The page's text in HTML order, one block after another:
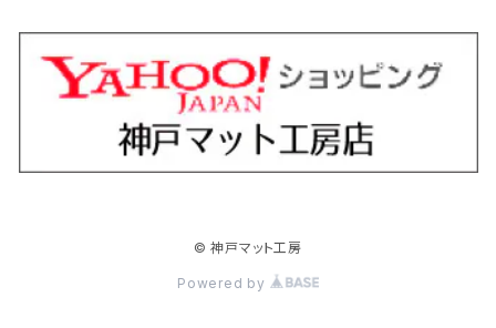
H24/5～ 160系
カローラ・クロス
カローラ・スポーツ
H26/2～ V37
H11/6～H16/10 Y34
H1/6～H11/6 Y30
セレナ
H22/11～H28/9 C26
H15/6～R2/8 BN/BM/BL系
レガシィアウトバック
H15/10～ BP/BR/BS/BT系
レガシィツーリングワゴン
H30/6～ 160系
H24/10～ MJ系
フレアクロスオーバー
H26/1～ MS系
H30/6～ LA550/560S
ムーヴ
H26/12～R5/7 LA150/160S
ムーヴキャンバス
R5/11～ MK54S・MK94S
H23/1～H27/8 MA15S
H27/8～R2/12 MA26/36/46S
ハスラー
H26/1～ MR系
R5/5～ B30系/BA系
パジェロ
H18/10～R1/8 7人乗ロング V90系
H11/6～H30/7 バン HH5・HH6
H21/12～R3/4 トラック
アコード・アコードハイブリッド
H25/6～R2/2 CR系
© 神戸マット工房
Powered by